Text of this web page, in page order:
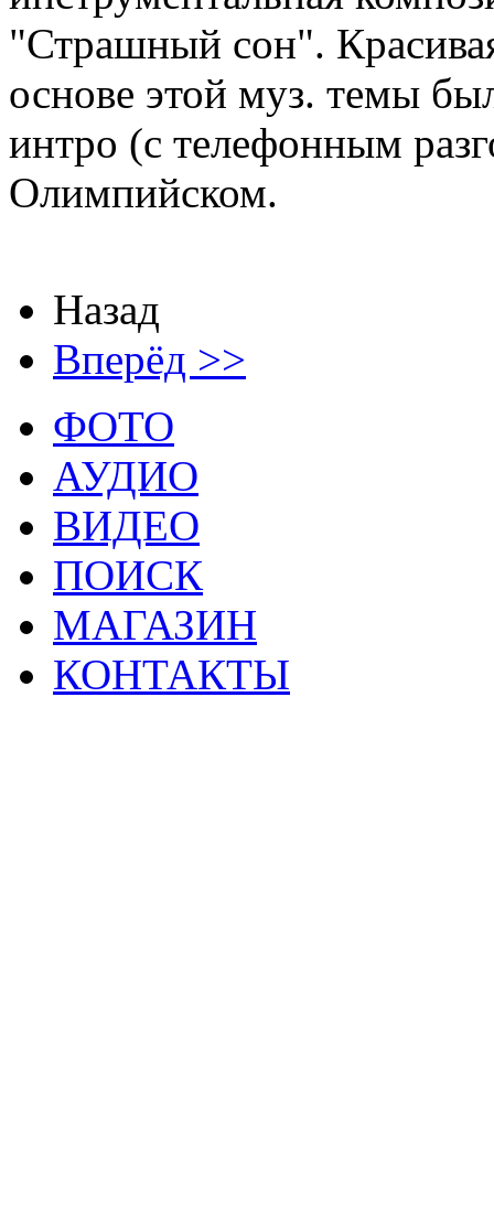
"Страшный сон".
основе этой муз. темы
интро (с телефонным
Олимпийском.
Назад
Вперёд >>
ФОТО
АУДИО
ВИДЕО
ПОИСК
МАГАЗИН
КОНТАКТЫ